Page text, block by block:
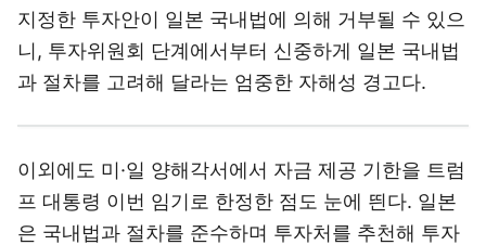
지정한 투자안이 일본 국내법에 의해 거부될 수 있으
니, 투자위원회 단계에서부터 신중하게 일본 국내법
과 절차를 고려해 달라는 엄중한 자해성 경고다.
이외에도 미·일 양해각서에서 자금 제공 기한을 트럼
프 대통령 이번 임기로 한정한 점도 눈에 띈다. 일본
은 국내법과 절차를 준수하며 투자처를 추천해 투자